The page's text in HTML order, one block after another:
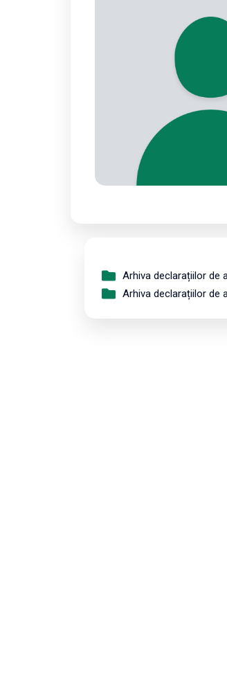
Arhiva declarațiilor de
Arhiva declarațiilor de